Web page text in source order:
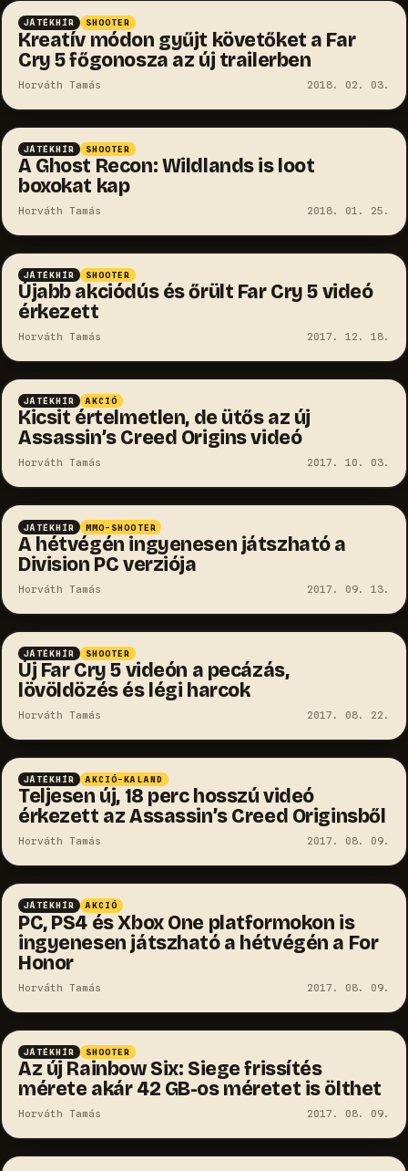
JÁTÉKHÍR SHOOTER
Kreatív módon gyűjt követőket a Far
Cry 5 főgonosza az új trailerben
Horváth Tamás 2018. 02. 03.
JÁTÉKHÍR SHOOTER
A Ghost Recon: Wildlands is loot
boxokat kap
Horváth Tamás 2018. 01. 25.
JÁTÉKHÍR SHOOTER
Újabb akciódús és őrült Far Cry 5 videó
érkezett
Horváth Tamás 2017. 12. 18.
JÁTÉKHÍR AKCIÓ
Kicsit értelmetlen, de ütős az új
Assassin’s Creed Origins videó
Horváth Tamás 2017. 10. 03.
JÁTÉKHÍR MMO-SHOOTER
A hétvégén ingyenesen játszható a
Division PC verziója
Horváth Tamás 2017. 09. 13.
JÁTÉKHÍR SHOOTER
Új Far Cry 5 videón a pecázás,
lövöldözés és légi harcok
Horváth Tamás 2017. 08. 22.
JÁTÉKHÍR AKCIÓ-KALAND
Teljesen új, 18 perc hosszú videó
érkezett az Assassin’s Creed Originsből
Horváth Tamás 2017. 08. 09.
JÁTÉKHÍR AKCIÓ
PC, PS4 és Xbox One platformokon is
ingyenesen játszható a hétvégén a For
Honor
Horváth Tamás 2017. 08. 09.
JÁTÉKHÍR SHOOTER
Az új Rainbow Six: Siege frissítés
mérete akár 42 GB-os méretet is ölthet
Horváth Tamás 2017. 08. 09.